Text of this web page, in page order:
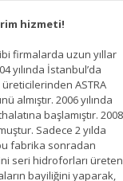
hizmeti!
firmalarda uzun yıllar
yılında İstanbul’da
ASTRA
almıştır. 2006 yılında
başlamıştır. 2008
Sadece 2 yılda
fabrika sonradan
seri hidroforları üreten
bayiliğini yaparak,